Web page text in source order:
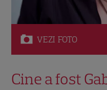
VEZI FOTO
Cine a fost